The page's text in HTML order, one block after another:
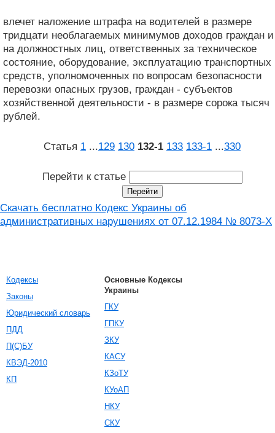
влечет наложение штрафа на водителей в размере
тридцати необлагаемых минимумов доходов граждан и
на должностных лиц, ответственных за техническое
состояние, оборудование, эксплуатацию транспортных
средств, уполномоченных по вопросам безопасности
перевозки опасных грузов, граждан - субъектов
хозяйственной деятельности - в размере сорока тысяч
рублей.
Статья 1 ...129 130 132‑1 133 133‑1 ...330
Перейти к статье
Скачать бесплатно Кодекс Украины об
административных нарушениях от 07.12.1984 № 8073-X
Кодексы
Законы
Юридический словарь
ПДД
П(С)БУ
КВЭД-2010
КП
Основные Кодексы
Украины
ГКУ
ГПКУ
ЗКУ
КАСУ
КЗоТУ
КУоАП
НКУ
СКУ